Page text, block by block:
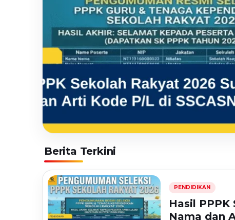
HEADLINE
PENDIDIKAN
Hasil PPPK
Berita Terkini
PENDIDIKAN
Hasil PPPK
Nama dan